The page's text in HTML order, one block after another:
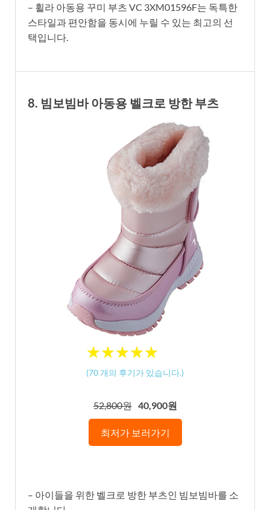
– 휠라 아동용 꾸미 부츠 VC 3XM01596F는 독특한
스타일과 편안함을 동시에 누릴 수 있는 최고의 선
택입니다.
8. 빔보빔바 아동용 벨크로 방한 부츠
★★★★★
★★★★★
(70 개의 후기가 있습니다.)
52,800원 40,900원
최저가 보러가기
– 아이들을 위한 벨크로 방한 부츠인 빔보빔바를 소